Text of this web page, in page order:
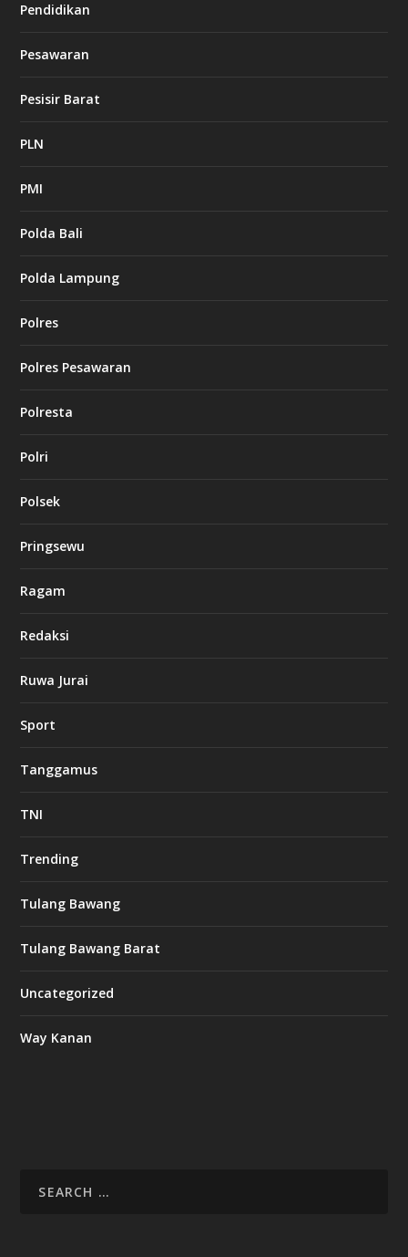
Pendidikan
Pesawaran
Pesisir Barat
PLN
PMI
Polda Bali
Polda Lampung
Polres
Polres Pesawaran
Polresta
Polri
Polsek
Pringsewu
Ragam
Redaksi
Ruwa Jurai
Sport
Tanggamus
TNI
Trending
Tulang Bawang
Tulang Bawang Barat
Uncategorized
Way Kanan